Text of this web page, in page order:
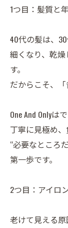
1つ目：髪質と
40代の髪は、
細くなり、乾
す。
だからこそ、「
One And Only
丁寧に見極め、
“必要なところ
第一歩です。
2つ目：アイロ
老けて見える